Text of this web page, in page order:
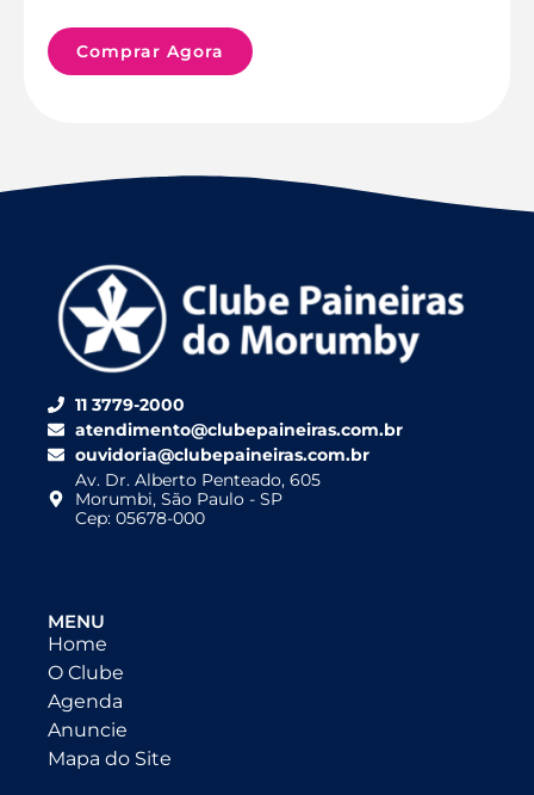
Comprar Agora
11 3779-2000
atendimento@clubepaineiras.com.br
ouvidoria@clubepaineiras.com.br
Av. Dr. Alberto Penteado, 605
Morumbi, São Paulo - SP
Cep: 05678-000
MENU
Home
O Clube
Agenda
Anuncie
Mapa do Site